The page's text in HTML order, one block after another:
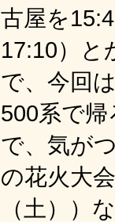
古屋を
17:10）と
で、今回
500系で
で、気が
の花火大
（土））